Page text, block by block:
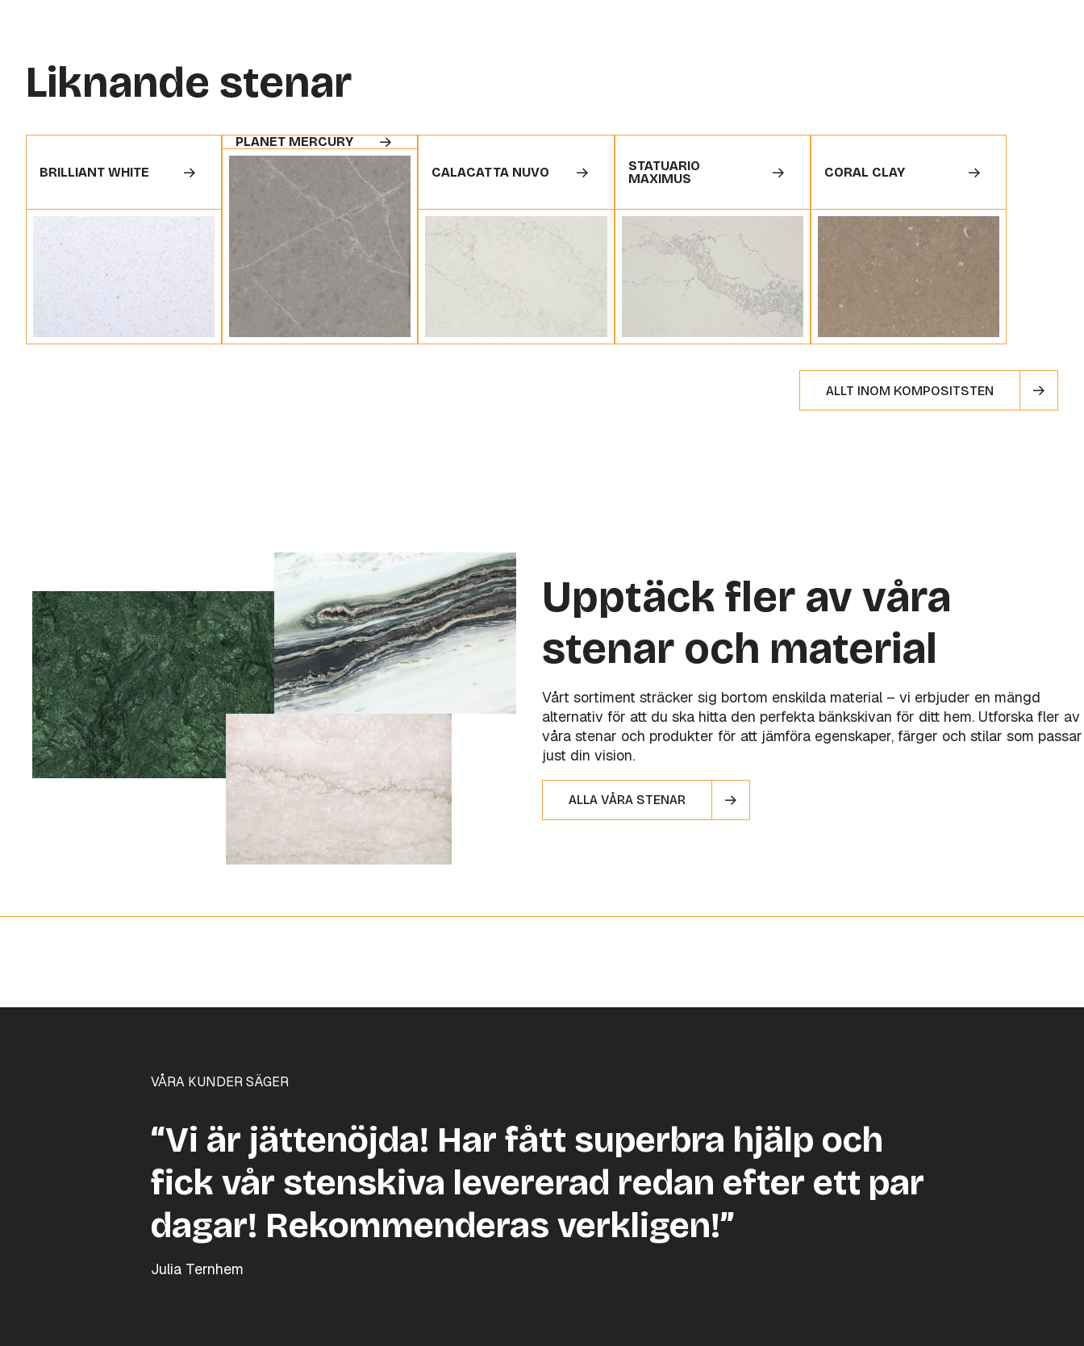
Liknande stenar
BRILLIANT WHITE
PLANET MERCURY
CALACATTA NUVO
STATUARIO
MAXIMUS
CORAL CLAY
ALLT INOM KOMPOSITSTEN
Upptäck fler av våra
stenar och material
Vårt sortiment sträcker sig bortom enskilda material – vi erbjuder en mängd
alternativ för att du ska hitta den perfekta bänkskivan för ditt hem. Utforska fler av
våra stenar och produkter för att jämföra egenskaper, färger och stilar som passar
just din vision.
ALLA VÅRA STENAR
VÅRA KUNDER SÄGER
“Vi är jättenöjda! Har fått superbra hjälp och
fick vår stenskiva levererad redan efter ett par
dagar! Rekommenderas verkligen!”
Julia Ternhem